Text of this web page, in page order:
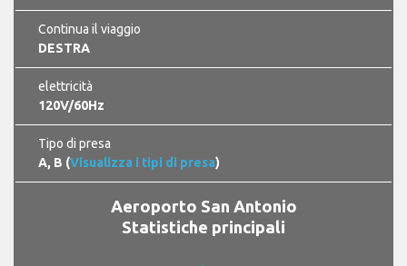
Continua il viaggio
DESTRA
elettricità
120V/60Hz
Tipo di presa
A, B (Visualizza i tipi di presa)
Aeroporto San Antonio
Statistiche principali